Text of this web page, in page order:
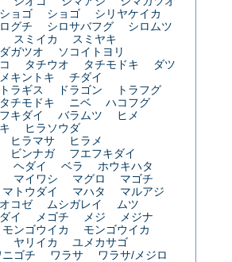
ショゴ ショゴ
シリヤケイカ
グチ シロサバフグ
シロムツ
スミイカ
スミヤキ
ガツオ
ソコイトヨリ
タチウオ タチモドキ
ダツ
キントキ
チダイ
トラギス ドラゴン
トラフグ
チモドキ ニベ
ハコフグ
キダイ バラムツ
ヒメ
ヒラソウダ
ヒラマサ
ヒラメ
ビンナガ
フエフキダイ
ヘダイ ベラ
ホウキハタ
マイワシ マグロ
マゴチ
マトウダイ マハタ
マルアジ
コゼ ムシガレイ
ムツ
イ メゴチ メジ
メジナ
モンゴウイカ
モンゴウイカ
ヤリイカ
ユメカサゴ
ニゴチ ワラサ ワラサ/メジロ